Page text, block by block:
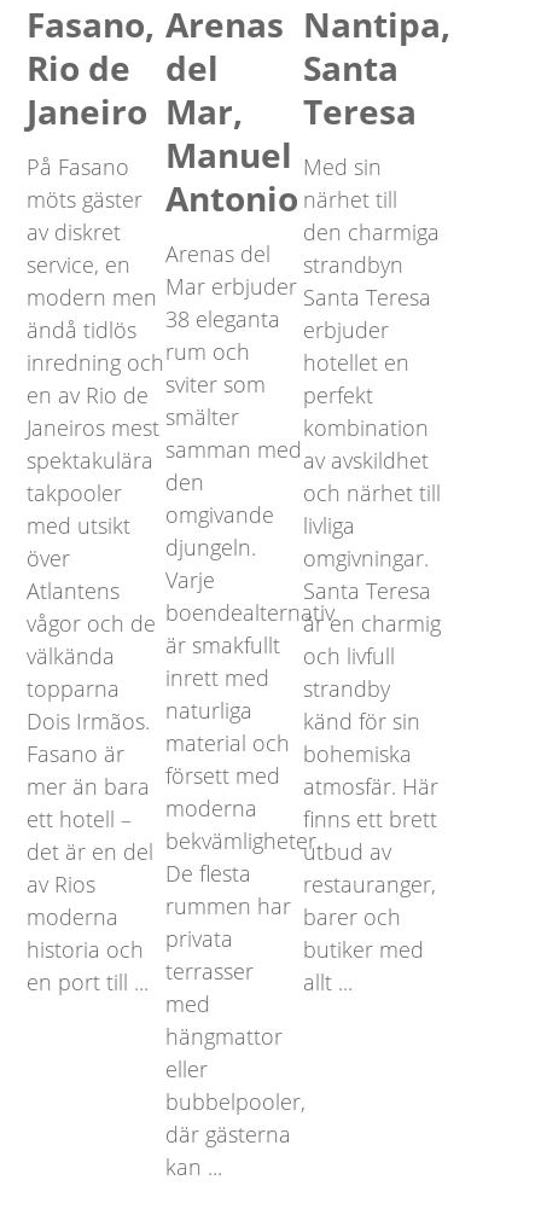
Fasano,
Rio de
Janeiro
På Fasano
möts gäster
av diskret
service, en
modern men
ändå tidlös
inredning och
en av Rio de
Janeiros mest
spektakulära
takpooler
med utsikt
över
Atlantens
vågor och de
välkända
topparna
Dois Irmãos.
Fasano är
mer än bara
ett hotell –
det är en del
av Rios
moderna
historia och
en port till ...
Arenas
del
Mar,
Manuel
Antonio
Arenas del
Mar erbjuder
38 eleganta
rum och
sviter som
smälter
samman med
den
omgivande
djungeln.
Varje
boendealternativ
är smakfullt
inrett med
naturliga
material och
försett med
moderna
bekvämligheter.
De flesta
rummen har
privata
terrasser
med
hängmattor
eller
bubbelpooler,
där gästerna
kan ...
Nantipa,
Santa
Teresa
Med sin
närhet till
den charmiga
strandbyn
Santa Teresa
erbjuder
hotellet en
perfekt
kombination
av avskildhet
och närhet till
livliga
omgivningar.
Santa Teresa
är en charmig
och livfull
strandby
känd för sin
bohemiska
atmosfär. Här
finns ett brett
utbud av
restauranger,
barer och
butiker med
allt ...